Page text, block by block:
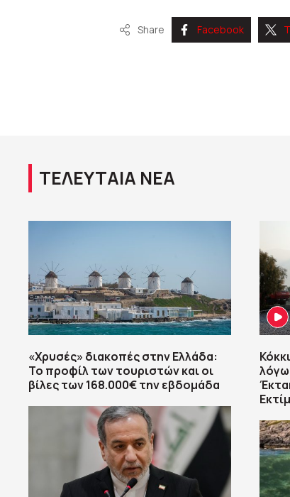
Share Facebook
ΤΕΛΕΥΤΑΙΑ ΝΕΑ
«Χρυσές» διακοπές στην Ελλάδα:
Το προφίλ των τουριστών και οι
βίλες των 168.000€ την εβδομάδα